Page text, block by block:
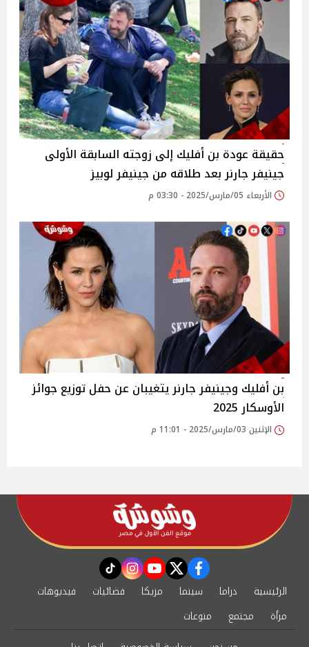
حقيقة عودة بن أفليك إلى زوجته السابقة الأولى
جينيفر جارنر بعد طلاقه من جينيفر لوبيز
الأربعاء 05/مارس/2025 - 03:30 م
بن أفليك وجينيفر جارنر يتغيبان عن حفل توزيع جوائز
الأوسكار 2025
الإثنين 03/مارس/2025 - 11:01 م
facebook
twitter
youtube
instagram
tiktok
الرئيسية دراما سينما مزيكا فضائيات
فيديوهات
مرأة
مجتمع
منوعات